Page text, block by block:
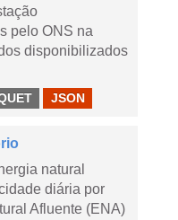
pelo ONS na
disponibilizados
JSON
natural
diária por
Afluente (ENA)